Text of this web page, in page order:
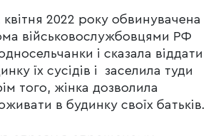
2022 року обвинувачена
військовослужбовцями РФ
і сказала віддати
їх сусідів і заселила туди
того, жінка дозволила
в будинку своїх батьків.